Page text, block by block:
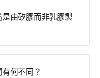
由矽膠而非乳膠製
何不同？